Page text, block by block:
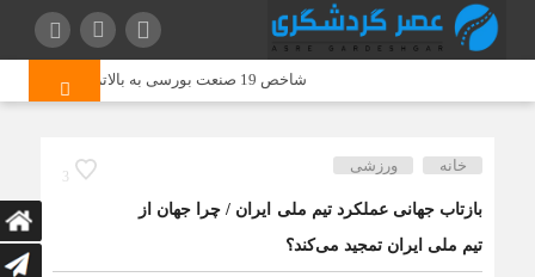
شاخص 19 صنعت بورسی به بالاترین سطح تاریخی خود رسید
3
خانه ورزشی
بازتاب جهانی عملکرد تیم ملی ایران / چرا جهان از
تیم ملی ایران تمجید می‌کند؟